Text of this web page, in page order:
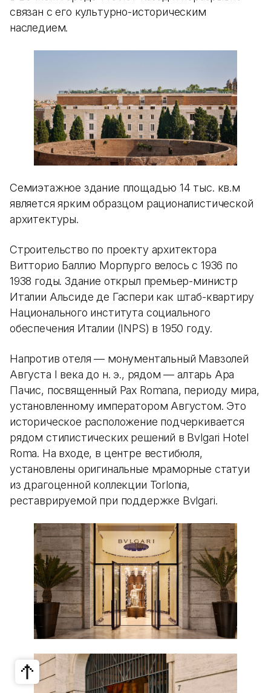
связан с его культурно-историческим
наследием.
Семиэтажное здание площадью 14 тыс. кв.м
является ярким образцом рационалистической
архитектуры.
Строительство по проекту архитектора
Витторио Баллио Морпурго велось с 1936 по
1938 годы. Здание открыл премьер-министр
Италии Альсиде де Гаспери как штаб-квартиру
Национального института социального
обеспечения Италии (INPS) в 1950 году.
Напротив отеля — монументальный Мавзолей
Августа I века до н. э., рядом — алтарь Ара
Пачис, посвященный Pax Romana, периоду мира,
установленному императором Августом. Это
историческое расположение подчеркивается
рядом стилистических решений в Bvlgari Hotel
Roma. На входе, в центре вестибюля,
установлены оригинальные мраморные статуи
из драгоценной коллекции Torlonia,
реставрируемой при поддержке Bvlgari.